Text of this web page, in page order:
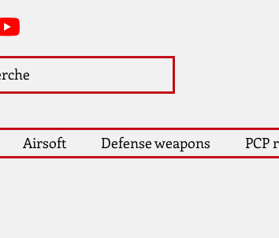
Airsoft Defense weapons PCP